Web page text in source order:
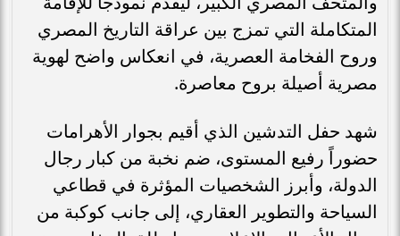
أهم وأعرق المناطق السياحية حول العالم، ويتمتع
بإطلالة مباشرة واستثنائية على الأهرامات الخالدة
والمتحف المصري الكبير، ليقدم نموذجاً للإقامة
المتكاملة التي تمزج بين عراقة التاريخ المصري
وروح الفخامة العصرية، في انعكاس واضح لهوية
مصرية أصيلة بروح معاصرة.
شهد حفل التدشين الذي أقيم بجوار الأهرامات
حضوراً رفيع المستوى، ضم نخبة من كبار رجال